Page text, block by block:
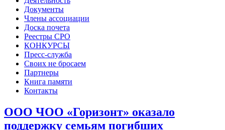
Документы
Члены ассоциации
Доска почета
Реестры СРО
КОНКУРСЫ
Пресс-служба
Своих не бросаем
Партнеры
Книга памяти
Контакты
ООО ЧОО «Горизонт» оказало
поддержку семьям погибших